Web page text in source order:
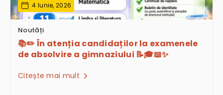
4 Iunie, 2026
Noutăți
📚✏️ În atenția candidaților la examenele
de absolvire a gimnaziului 📝🎓📖✨
Citește mai mult